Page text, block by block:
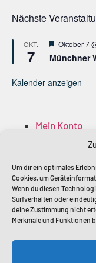
Um dir ein optimales
Cookies, um
Wenn du diesen
Surfverhalten oder
deine Zustimmung nicht
Merkmale und Funktionen
Nächste
OKT.
7
Oktober 7
Münchner
Kalender anzeigen
Mein Konto
Mitglieder